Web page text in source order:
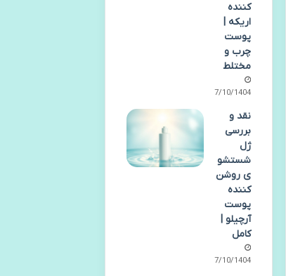
کننده
اریکه |
پوست
چرب و
مختلط
07/10/1404
نقد و
بررسی
ژل
شستشو
ی روشن
کننده
پوست
آرچیلو |
کامل
07/10/1404